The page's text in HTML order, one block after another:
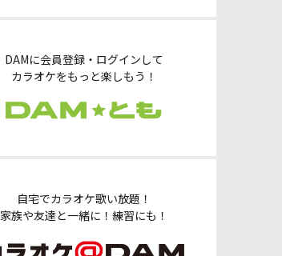
DAMに会員登録・ログインして
カラオケをもっと楽しもう！
自宅でカラオケ歌い放題！
家族や友達と一緒に！練習にも！